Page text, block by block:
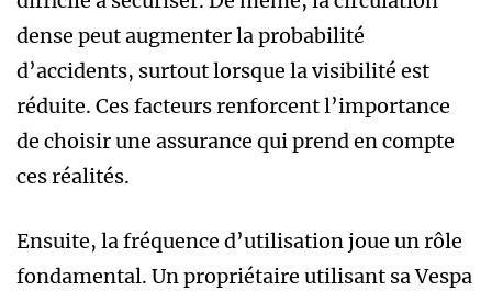
dense peut augmenter la probabilité
d’accidents, surtout lorsque la visibilité est
réduite. Ces facteurs renforcent l’importance
de choisir une assurance qui prend en compte
ces réalités.
Ensuite, la fréquence d’utilisation joue un rôle
fondamental. Un propriétaire utilisant sa Vespa